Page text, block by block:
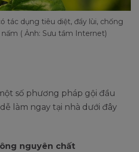
tác dụng tiêu diệt, đẩy lùi, chống
( Ảnh: Sưu tầm Internet)
số phương pháp gội đầu
làm ngay tại nhà dưới đây
nguyên chất